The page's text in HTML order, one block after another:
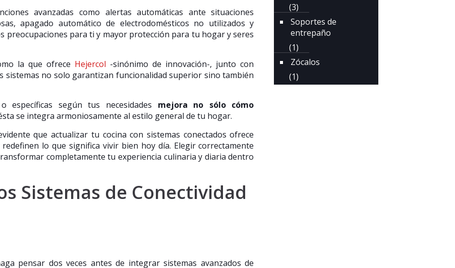
avanzadas como alertas automáticas ante situaciones
apagado automático de electrodomésticos no utilizados y
preocupaciones para ti y mayor protección para tu hogar y seres
la que ofrece Hejercol -sinónimo de innovación-, junto con
sistemas no solo garantizan funcionalidad superior sino también
específicas según tus necesidades mejora no sólo cómo
se integra armoniosamente al estilo general de tu hogar.
que actualizar tu cocina con sistemas conectados ofrece
lo que significa vivir bien hoy día. Elegir correctamente
completamente tu experiencia culinaria y diaria dentro
Sistemas de Conectividad
pensar dos veces antes de integrar sistemas avanzados de
(3)
Soportes de
entrepaño
(1)
Zócalos
(1)